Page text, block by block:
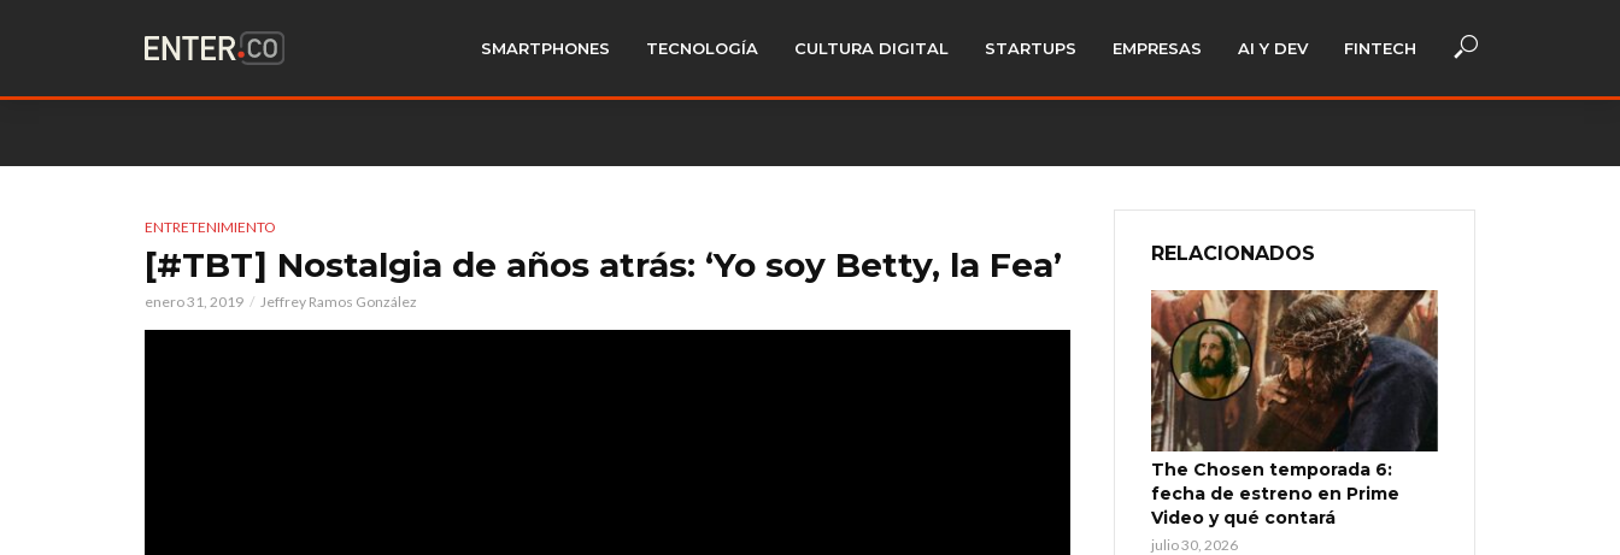
SMARTPHONES TECNOLOGÍA CULTURA DIGITAL STARTUPS EMPRESAS AI Y DEV FINTECH
ENTRETENIMIENTO
[#TBT] Nostalgia de años atrás: ‘Yo soy Betty, la Fea’
enero 31, 2019 Jeffrey Ramos González
RELACIONADOS
The Chosen temporada 6:
fecha de estreno en Prime
Video y qué contará
julio 30, 2026